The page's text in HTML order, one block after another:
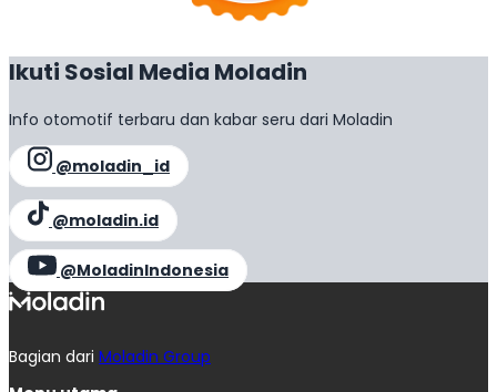
Ikuti Sosial Media Moladin
Info otomotif terbaru dan kabar seru dari Moladin
@moladin_id
@moladin.id
@MoladinIndonesia
Bagian dari Moladin Group